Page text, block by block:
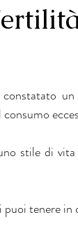
stile di
tenere in